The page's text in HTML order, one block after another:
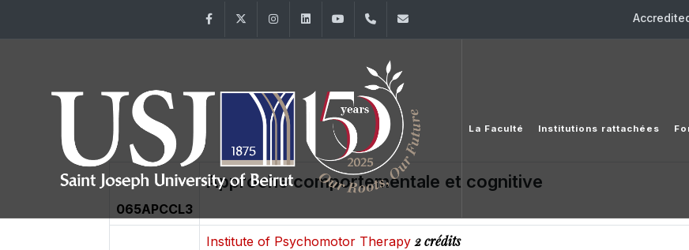
FacebookTwitter InstagramLinkedInYouTube+961 (1) 421 617
La Faculté Institutions rattachées
065APCCL3
Approche comportementale et cognitive
Institute of Psychomotor Therapy2 crédits